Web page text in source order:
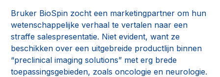
Bruker BioSpin zocht een marketingpartner om hun
wetenschappelijke verhaal te vertalen naar een
straffe salespresentatie. Niet evident, want ze
beschikken over een uitgebreide productlijn binnen
“preclinical imaging solutions” met erg brede
toepassingsgebieden, zoals oncologie en neurologie.